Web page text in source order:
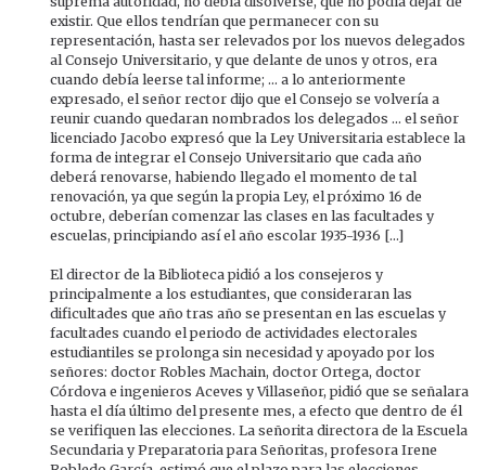
existir. Que ellos tendrían que permanecer con su
representación, hasta ser relevados por los nuevos delegados
al Consejo Universitario, y que delante de unos y otros, era
cuando debía leerse tal informe; ... a lo anteriormente
expresado, el señor rector dijo que el Consejo se volvería a
reunir cuando quedaran nombrados los delegados ... el señor
licenciado Jacobo expresó que la Ley Universitaria establece la
forma de integrar el Consejo Universitario que cada año
deberá renovarse, habiendo llegado el momento de tal
renovación, ya que según la propia Ley, el próximo 16 de
octubre, deberían comenzar las clases en las facultades y
escuelas, principiando así el año escolar 1935-1936 [...]
El director de la Biblioteca pidió a los consejeros y
principalmente a los estudiantes, que consideraran las
dificultades que año tras año se presentan en las escuelas y
facultades cuando el periodo de actividades electorales
estudiantiles se prolonga sin necesidad y apoyado por los
señores: doctor Robles Machain, doctor Ortega, doctor
Córdova e ingenieros Aceves y Villaseñor, pidió que se señalara
hasta el día último del presente mes, a efecto que dentro de él
se verifiquen las elecciones. La señorita directora de la Escuela
Secundaria y Preparatoria para Señoritas, profesora Irene